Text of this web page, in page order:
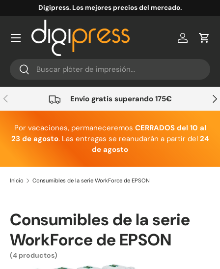
Ir al contenido
Digipress. Los mejores precios del mercado.
Buscar
Buscar
Cuenta
Anterior Envío gratis superando 175€
Por vacaciones, permaneceremos CERRADOS del 10 al
23 de agosto. Las entregas se reanudarán a partir del 24
de agosto
Inicio Consumibles de la serie WorkForce de EPSON
Consumibles de la serie
WorkForce de EPSON
(4 productos)